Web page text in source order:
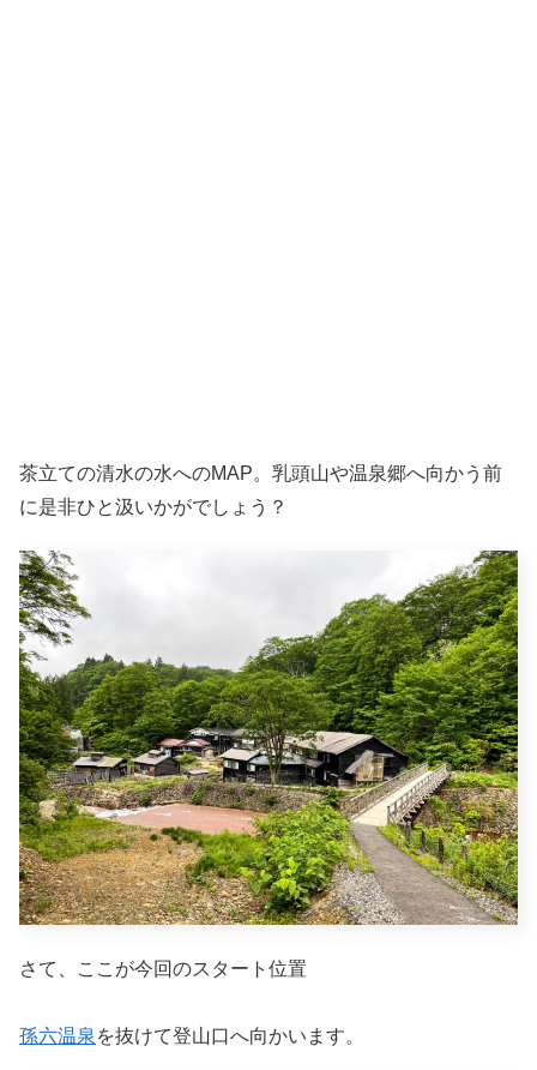
茶立ての清水の水へのMAP。乳頭山や温泉郷へ向かう前
に是非ひと汲いかがでしょう？
さて、ここが今回のスタート位置
孫六温泉 を抜けて登山口へ向かいます。